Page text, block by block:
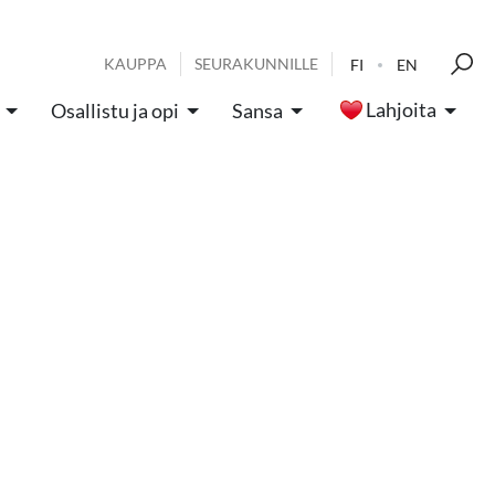
KAUPPA SEURAKUNNILLE FI EN
Osallistu ja opi Sansa Lahjoita